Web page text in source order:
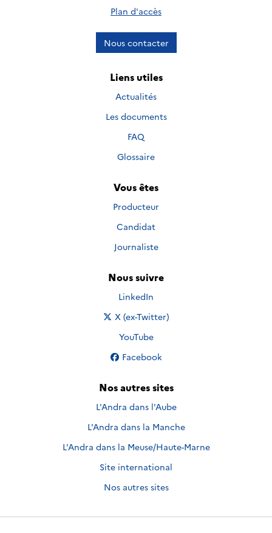
Plan d'accès
Nous contacter
Liens utiles
Actualités
Les documents
FAQ
Glossaire
Vous êtes
Producteur
Candidat
Journaliste
Nous suivre
Nous suivre sur
LinkedIn
Nous suivre sur
X (ex-Twitter)
Nous suivre sur
YouTube
Nous suivre sur
Facebook
Nos autres sites
L'Andra dans l'Aube
L'Andra dans la Manche
L'Andra dans la Meuse/Haute-Marne
Site international
Nos autres sites